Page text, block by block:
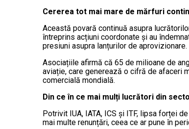
Cererea tot mai mare de mărfuri
Această povară continuă asupra
întreprins acțiuni coordonate și au
presiuni asupra lanțurilor de aprovizionare.
Asociațiile afirmă că 65 de milioane de
aviație, care generează o cifră de afaceri
comercială mondială.
Din ce în ce mai mulți lucrători din
Potrivit IUA, IATA, ICS și ITF, lipsa forței
mai multe renunțări, ceea ce ar pune în